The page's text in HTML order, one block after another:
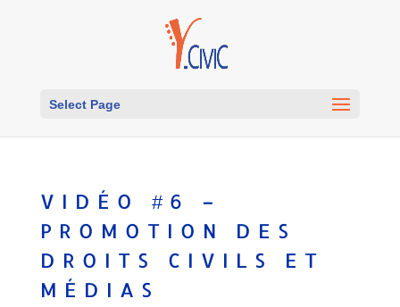
Select Page
VIDÉO #6 –
PROMOTION DES
DROITS CIVILS ET
MÉDIAS